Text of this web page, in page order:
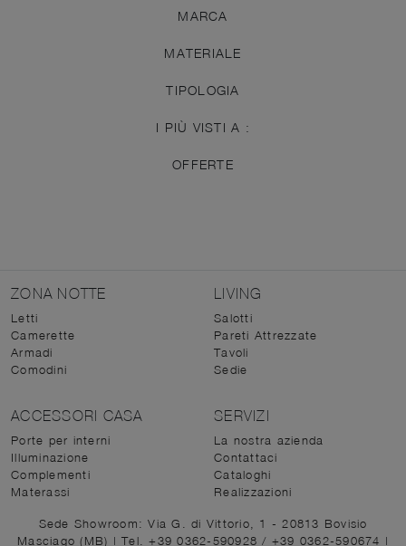
MARCA
MATERIALE
TIPOLOGIA
I PIÙ VISTI A :
OFFERTE
ZONA NOTTE
Letti
Camerette
Armadi
Comodini
LIVING
Salotti
Pareti Attrezzate
Tavoli
Sedie
ACCESSORI CASA
Porte per interni
Illuminazione
Complementi
Materassi
SERVIZI
La nostra azienda
Contattaci
Cataloghi
Realizzazioni
Sede Showroom: Via G. di Vittorio, 1 - 20813 Bovisio
Masciago (MB) | Tel. +39 0362-590928/ +39 0362-590674 |